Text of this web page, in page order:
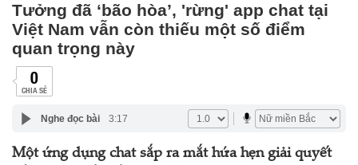
Tưởng đã ‘bão hòa’, 'rừng' app chat tại
Việt Nam vẫn còn thiếu một số điểm
quan trọng này
0
CHIA SẺ
Nghe đọc bài 3:17
Một ứng dụng chat sắp ra mắt hứa hẹn giải quyết